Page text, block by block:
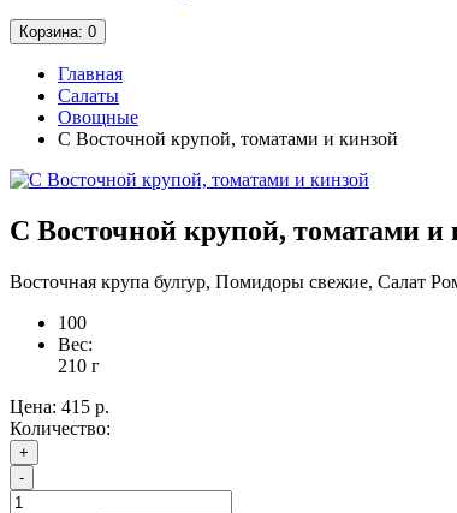
Корзина: 0
Главная
Салаты
Овощные
С Восточной крупой, томатами и кинзой
С Восточной крупой, томатами и
Восточная крупа булrур, Помидоры свежие, Салат
100
Вес:
210 г
Цена: 415 р.
Количество:
+
-